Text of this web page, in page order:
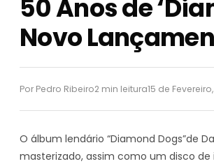
50 Anos de
Novo
Por Pedro Ribeiro2 min leitura15 de
O álbum lendário “Diamond Dogs”de
masterizado, assim como um disco